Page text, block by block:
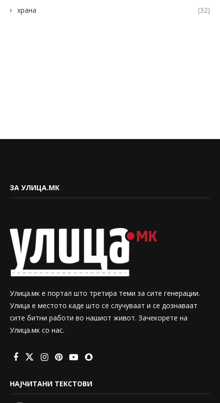
храна (32)
ЗА УЛИЦА.МК
Улица.мк е портал што третира теми за сите генерации.
Улица е местото каде што се случуваат и се дознаваат
сите битни работи во нашиот живот. Зачекорете на
Улица.мк со нас.
НАЈЧИТАНИ ТЕКСТОВИ